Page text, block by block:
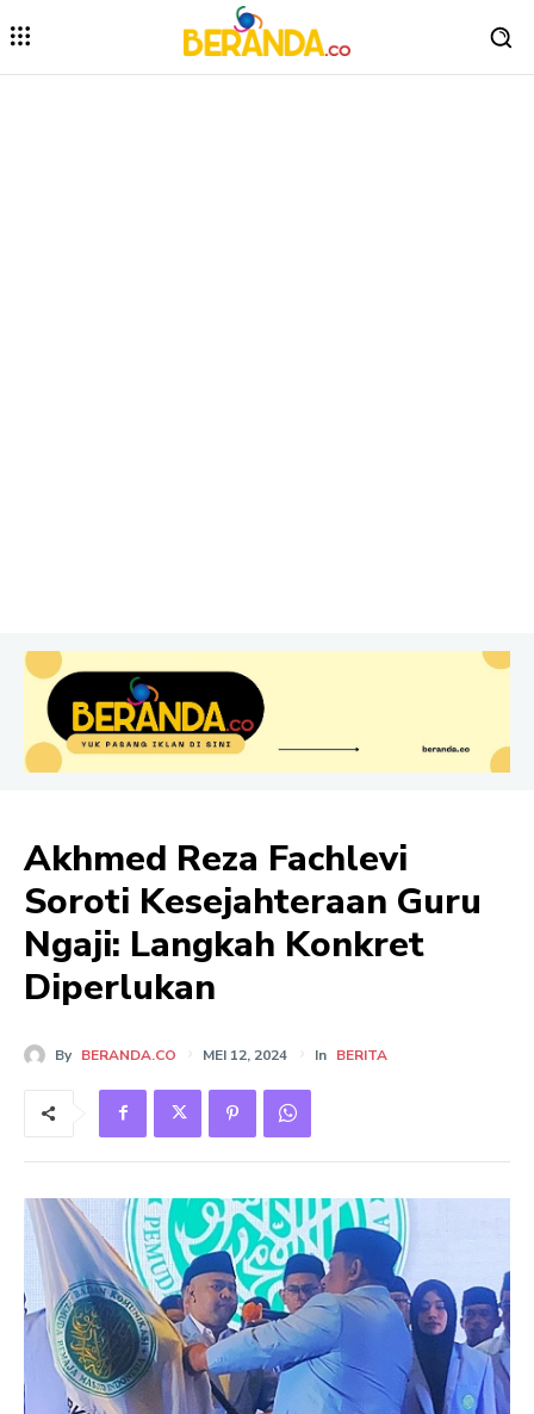
Akhmed Reza Fachlevi
Soroti Kesejahteraan Guru
Ngaji: Langkah Konkret
Diperlukan
By BERANDA.CO MEI 12, 2024 In BERITA